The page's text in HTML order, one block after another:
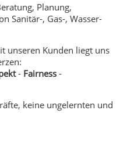
Planung,
Sanitär-, Gas-, Wasser-
unseren Kunden liegt uns
- Fairness -
keine ungelernten und